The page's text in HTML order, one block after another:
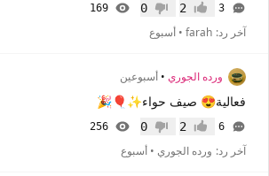
3 إعجاب2 عدم إعجاب
0
169
آخر رد: farah
• أسبوع
ورده الجوري • أسبوعين
فعالية😍 صيف حواء✨️🎈🎉
6 إعجاب2 عدم إعجاب
0
256
آخر رد: ورده الجوري • أسبوع